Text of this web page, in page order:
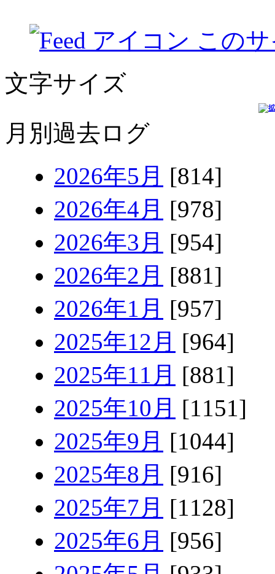
この
文字サイズ
月別過去ログ
2026年5月 [814]
2026年4月 [978]
2026年3月 [954]
2026年2月 [881]
2026年1月 [957]
2025年12月 [964]
2025年11月 [881]
2025年10月 [1151]
2025年9月 [1044]
2025年8月 [916]
2025年7月 [1128]
2025年6月 [956]